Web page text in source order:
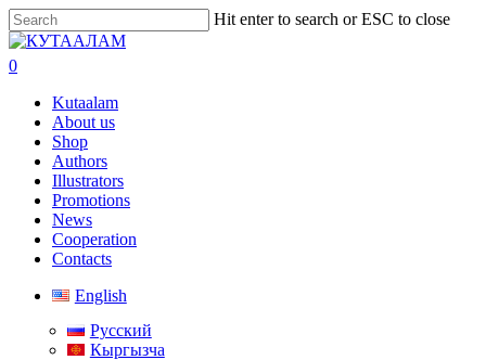
Skip
to
main
content
Hit enter to search or ESC to close
Close
Search
search
0
Kutaalam
About us
Shop
Authors
Illustrators
Promotions
News
Cooperation
Contacts
English
Русский
Кыргызча